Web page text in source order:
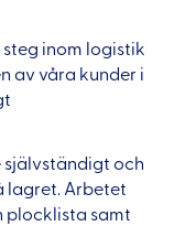
inom logistik
av våra kunder i
självständigt och
lagret. Arbetet
plocklista samt